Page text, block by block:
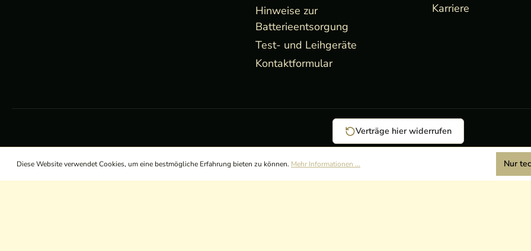
Hinweise zur
Batterieentsorgung
Test- und Leihgeräte
Kontaktformular
Karriere
Verträge hier widerrufen
Diese Website verwendet Cookies, um eine bestmögliche Erfahrung bieten zu können. Mehr Informationen ... Nur